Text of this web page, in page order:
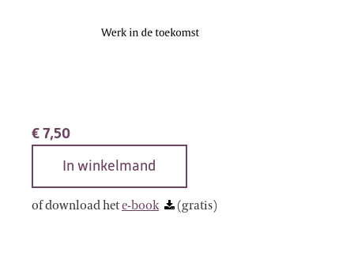
€7,50
In winkelmand
of download hete-book (gratis)